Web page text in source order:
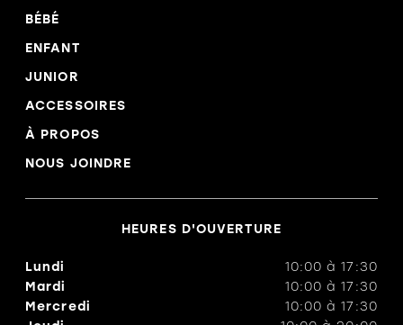
BÉBÉ
ENFANT
JUNIOR
ACCESSOIRES
À PROPOS
NOUS JOINDRE
HEURES D'OUVERTURE
Lundi 10:00 à17:30
Mardi
10:00 à17:30
Mercredi
10:00 à17:30